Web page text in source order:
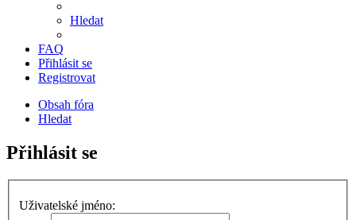
Hledat
FAQ
Přihlásit se
Registrovat
Obsah fóra
Hledat
Přihlásit se
Uživatelské jméno: